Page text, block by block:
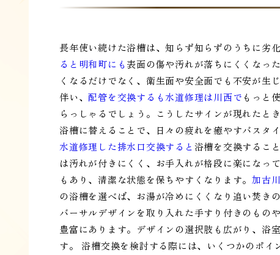
長年使い続けた浴槽は、知らず知らずのうちに劣
ると明和町にも表面の傷や汚れが落ちにくくなっ
くなるだけでなく、衛生面や安全面でも不安が生
伴い、配管を交換するも水道修理は川西で もっと
らっしゃるでしょう。こうしたサインが現れたと
浴槽に替えることで、日々の疲れを癒やすバスタ
水道修理した排水口交換すると 浴槽を交換するこ
は汚れが付きにくく、お手入れが格段に楽になっ
もあり、清潔な状態を保ちやすくなります。 加古
の浴槽を選べば、お湯が冷めにくくなり追い焚き
バーサルデザインを取り入れた手すり付きのもの
豊富にあります。デザインの選択肢も広がり、浴
す。 浴槽交換を検討する際には、いくつかのポ